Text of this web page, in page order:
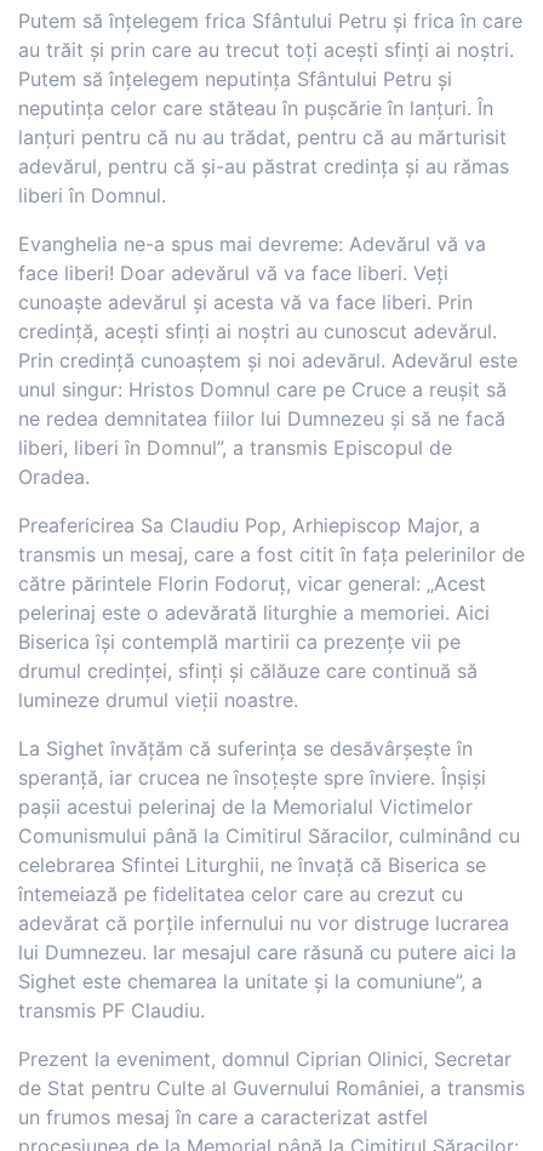
Putem să înțelegem frica Sfântului Petru și frica în care
au trăit și prin care au trecut toți acești sfinți ai noștri.
Putem să înțelegem neputința Sfântului Petru și
neputința celor care stăteau în pușcărie în lanțuri. În
lanțuri pentru că nu au trădat, pentru că au mărturisit
adevărul, pentru că și-au păstrat credința și au rămas
liberi în Domnul.
Evanghelia ne-a spus mai devreme: Adevărul vă va
face liberi! Doar adevărul vă va face liberi. Veți
cunoaște adevărul și acesta vă va face liberi. Prin
credință, acești sfinți ai noștri au cunoscut adevărul.
Prin credință cunoaștem și noi adevărul. Adevărul este
unul singur: Hristos Domnul care pe Cruce a reușit să
ne redea demnitatea fiilor lui Dumnezeu și să ne facă
liberi, liberi în Domnul”, a transmis Episcopul de
Oradea.
Preafericirea Sa Claudiu Pop, Arhiepiscop Major, a
transmis un mesaj, care a fost citit în fața pelerinilor de
către părintele Florin Fodoruț, vicar general: „Acest
pelerinaj este o adevărată liturghie a memoriei. Aici
Biserica își contemplă martirii ca prezențe vii pe
drumul credinței, sfinți și călăuze care continuă să
lumineze drumul vieții noastre.
La Sighet învățăm că suferința se desăvârșește în
speranță, iar crucea ne însoțește spre înviere. Înșiși
pașii acestui pelerinaj de la Memorialul Victimelor
Comunismului până la Cimitirul Săracilor, culminând cu
celebrarea Sfintei Liturghii, ne învață că Biserica se
întemeiază pe fidelitatea celor care au crezut cu
adevărat că porțile infernului nu vor distruge lucrarea
lui Dumnezeu. Iar mesajul care răsună cu putere aici la
Sighet este chemarea la unitate și la comuniune”, a
transmis PF Claudiu.
Prezent la eveniment, domnul Ciprian Olinici, Secretar
de Stat pentru Culte al Guvernului României, a transmis
un frumos mesaj în care a caracterizat astfel